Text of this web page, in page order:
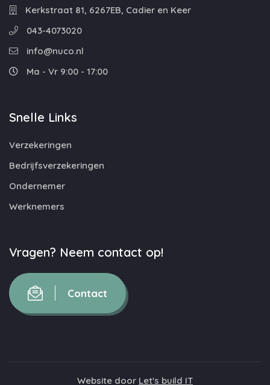
Kerkstraat 81, 6267EB, Cadier en Keer
043-4073020
info@nuco.nl
Ma - Vr 9:00 - 17:00
Snelle Links
Verzekeringen
Bedrijfsverzekeringen
Ondernemer
Werknemers
Vragen? Neem contact op!
Contact
Website door Let's build IT